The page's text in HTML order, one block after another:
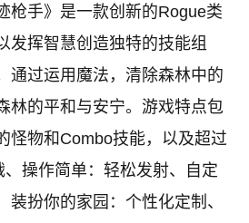
枪手》是一款创新的Rogue类
发挥智慧创造独特的技能组
通过运用魔法，清除森林中的
林的平和与安宁。游戏特点包
怪物和Combo技能，以及超过
操作简单：轻松发射、自定
装扮你的家园：个性化定制、